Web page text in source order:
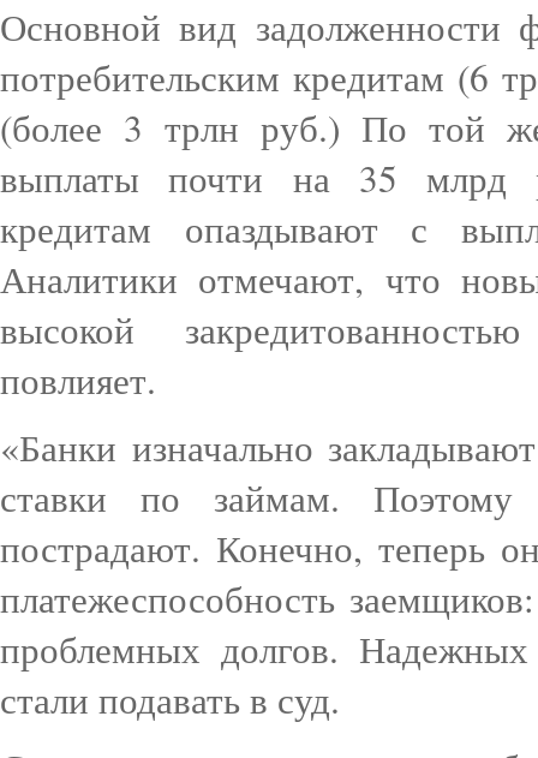
Основной вид
потребительским кредитам (6
(более 3 трлн руб.) По той
выплаты почти на 35 млрд
кредитам опаздывают с
Аналитики отмечают, что
высокой
повлияет.
«Банки изначально
ставки по займам.
пострадают. Конечно, теперь
платежеспособность
проблемных долгов.
стали подавать в суд.